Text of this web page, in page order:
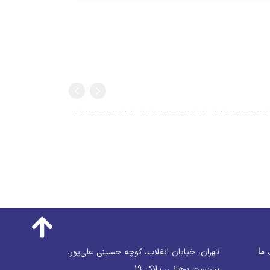
ما
تهران، خیابان انقلاب، کوچه حسینی علی‌پور،